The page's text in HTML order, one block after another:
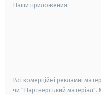
Наши приложения:
Всі комерційні рекламні
чи "Партнерський матеріал".